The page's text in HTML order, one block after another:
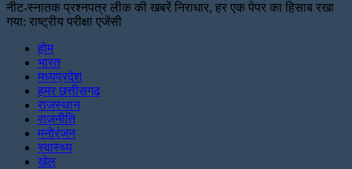
नीट-स्नातक प्रश्नपत्र लीक की खबरें निराधार, हर एक पेपर का हिसाब रखा
गया: राष्ट्रीय परीक्षा एजेंसी
होम
भारत
मध्यप्रदेश
हमर छत्तीसगढ़
राजस्थान
राजनीति
मनोरंजन
स्वास्थ्य
खेल